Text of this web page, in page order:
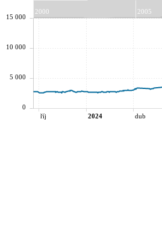
2000 2005
0
5 000
10 000
15 000
říj 2024 dub